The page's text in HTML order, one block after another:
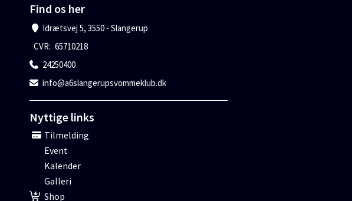
Find os her
Idrætsvej 5, 3550 - Slangerup
CVR: 65710218
24250400
info@a6slangerupsvommeklub.dk
Nyttige links
Tilmelding
Event
Kalender
Galleri
Shop